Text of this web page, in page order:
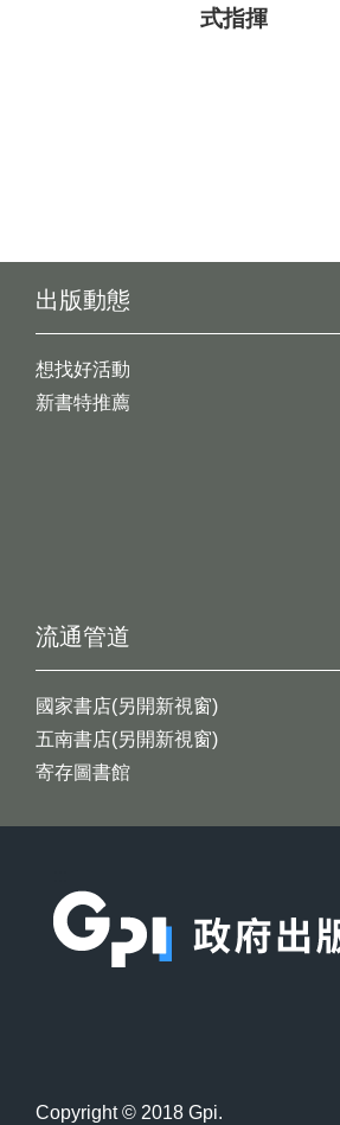
式指揮
出版動態
想找好活動
新書特推薦
流通管道
國家書店(另開新視窗)
五南書店(另開新視窗)
寄存圖書館
Copyright © 2018 Gpi.